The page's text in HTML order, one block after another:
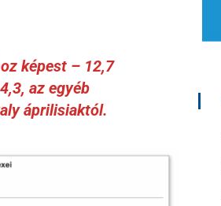
képest – 12,7
az egyéb
áprilisiaktól.